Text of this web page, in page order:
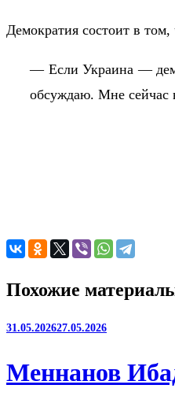
Демократия состоит в
— Если Украина —
обсуждаю. Мне сейчас
Похожие
31.05.202627.05.2026
Меннанов